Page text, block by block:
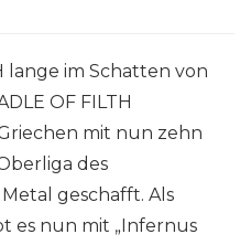
lange im Schatten von
OF FILTH
mit nun zehn
des
geschafft. Als
es nun mit „Infernus